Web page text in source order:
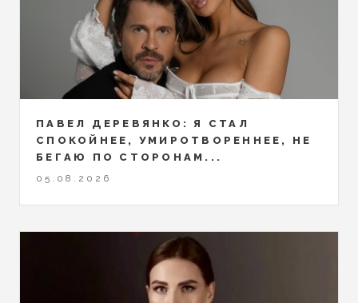
ПАВЕЛ ДЕРЕВЯНКО: Я СТАЛ
СПОКОЙНЕЕ, УМИРОТВОРЕННЕЕ, НЕ
БЕГАЮ ПО СТОРОНАМ...
05.08.2026